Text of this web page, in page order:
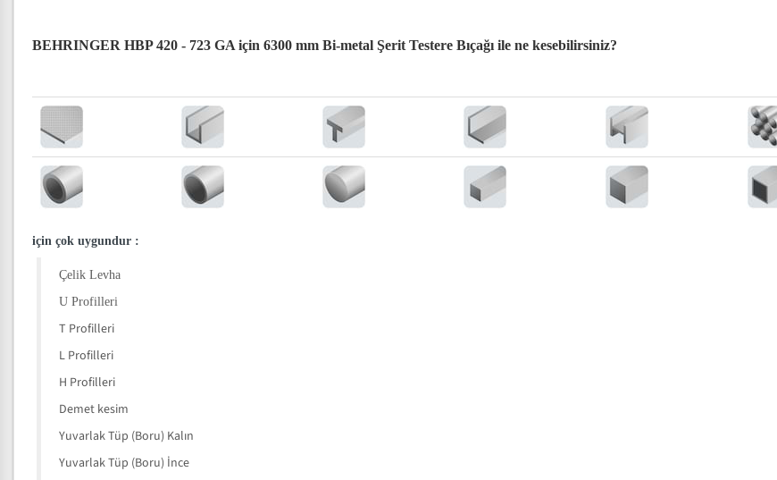
BEHRINGER HBP 420 - 723 GA için 6300 mm Bi-metal Şerit Testere Bıçağı ile ne kesebilirsiniz?
için çok uygundur :
Çelik Levha
U Profilleri
T Profilleri
L Profilleri
H Profilleri
Demet kesim
Yuvarlak Tüp (Boru) Kalın
Yuvarlak Tüp (Boru) İnce